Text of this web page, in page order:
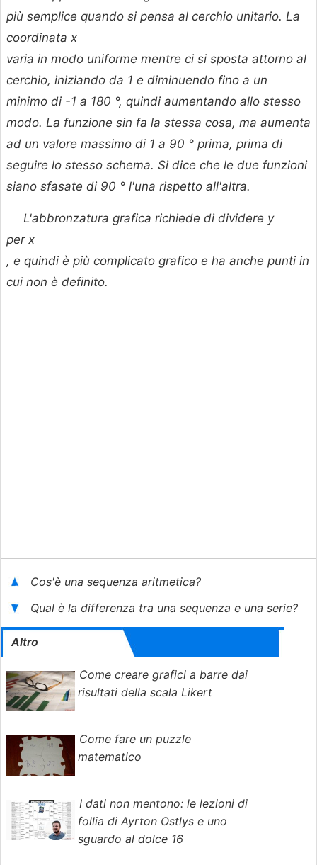
più semplice quando si pensa al cerchio unitario. La
coordinata x
varia in modo uniforme mentre ci si sposta attorno al
cerchio, iniziando da 1 e diminuendo fino a un
minimo di -1 a 180 °, quindi aumentando allo stesso
modo. La funzione sin fa la stessa cosa, ma aumenta
ad un valore massimo di 1 a 90 ° prima, prima di
seguire lo stesso schema. Si dice che le due funzioni
siano sfasate di 90 ° l'una rispetto all'altra.
L'abbronzatura grafica richiede di dividere y
per x
, e quindi è più complicato grafico e ha anche punti in
cui non è definito.
Cos'è una sequenza aritmetica?
Qual è la differenza tra una sequenza e una serie?
Altro
Come creare grafici a barre dai
risultati della scala Likert
Come fare un puzzle
matematico
I dati non mentono: le lezioni di
follia di Ayrton Ostlys e uno
sguardo al dolce 16